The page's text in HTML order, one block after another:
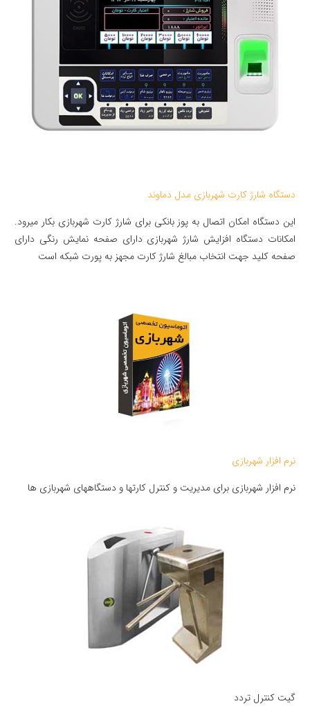
دستگاه شارژ کارت شهربازی مدل دماوند
این دستگاه امکان اتصال به پوز بانکی برای شارژ کارت شهربازی بکار میرود.
امکانات دستگاه افزایش شارژ شهربازی دارای صفحه نمایش رنگی دارای
صفحه کلید جهت انتخاب مبالغ شارژ کارت مجهز به پورت شبکه است
نرم افزار شهربازی
نرم افزار شهربازی برای مدیریت و کنترل کارتها و دستگاههای شهربازی ها
گیت کنترل تردد